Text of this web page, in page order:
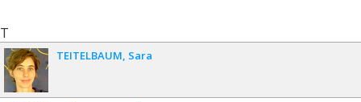
T
TEITELBAUM Sara